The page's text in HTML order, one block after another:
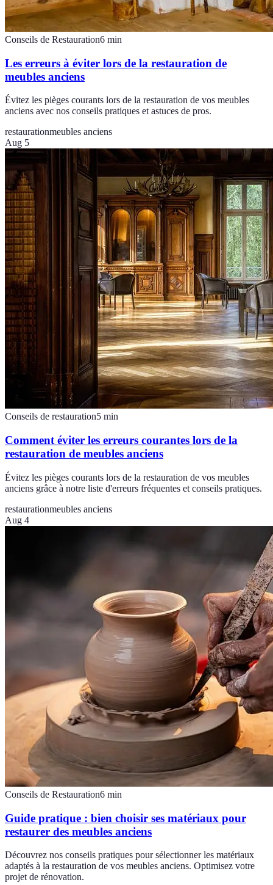
Conseils de Restauration6 min
Les erreurs à éviter lors de la restauration de
meubles anciens
Évitez les pièges courants lors de la restauration de vos meubles
anciens avec nos conseils pratiques et astuces de pros.
restaurationmeubles anciens
Aug 5
Conseils de restauration5 min
Comment éviter les erreurs courantes lors de la
restauration de meubles anciens
Évitez les pièges courants lors de la restauration de vos meubles
anciens grâce à notre liste d'erreurs fréquentes et conseils pratiques.
restaurationmeubles anciens
Aug 4
Conseils de Restauration6 min
Guide pratique : bien choisir ses matériaux pour
restaurer des meubles anciens
Découvrez nos conseils pratiques pour sélectionner les matériaux
adaptés à la restauration de vos meubles anciens. Optimisez votre
projet de rénovation.